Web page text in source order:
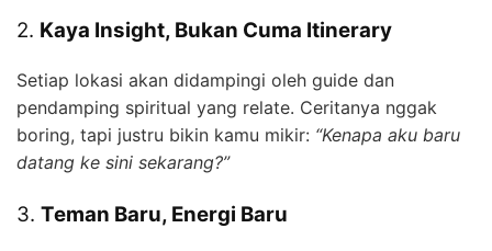
2. Kaya Insight, Bukan Cuma Itinerary
Setiap lokasi akan didampingi oleh guide dan
pendamping spiritual yang relate. Ceritanya nggak
boring, tapi justru bikin kamu mikir: “Kenapa aku baru
datang ke sini sekarang?”
3. Teman Baru, Energi Baru